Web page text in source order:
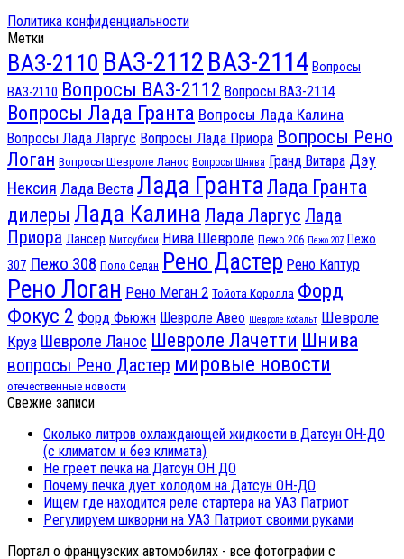
Политика конфиденциальности
Метки
ВАЗ-2110 ВАЗ-2112 ВАЗ-2114 Вопросы
ВАЗ-2110 Вопросы ВАЗ-2112 Вопросы ВАЗ-2114
Вопросы Лада Гранта Вопросы Лада Калина
Вопросы Лада Ларгус Вопросы Лада Приора Вопросы Рено
Логан Вопросы Шевроле Ланос Вопросы Шнива Гранд Витара Дэу
Нексия Лада Веста Лада Гранта Лада Гранта
дилеры Лада Калина Лада Ларгус Лада
Приора Лансер Митсубиси Нива Шевроле Пежо 206 Пежо 207 Пежо
307 Пежо 308 Поло Седан Рено Дастер Рено Каптур
Рено Логан Рено Меган 2 Тойота Королла Форд
Фокус 2 Форд Фьюжн Шевроле Авео Шевроле Кобальт Шевроле
Круз Шевроле Ланос Шевроле Лачетти Шнива
вопросы Рено Дастер мировые новости
отечественные новости
Свежие записи
Сколько литров охлаждающей жидкости в Датсун ОН-ДО
(с климатом и без климата)
Не греет печка на Датсун ОН ДО
Почему печка дует холодом на Датсун ОН-ДО
Ищем где находится реле стартера на УАЗ Патриот
Регулируем шкворни на УАЗ Патриот своими руками
Портал о французских автомобилях - все фотографии с